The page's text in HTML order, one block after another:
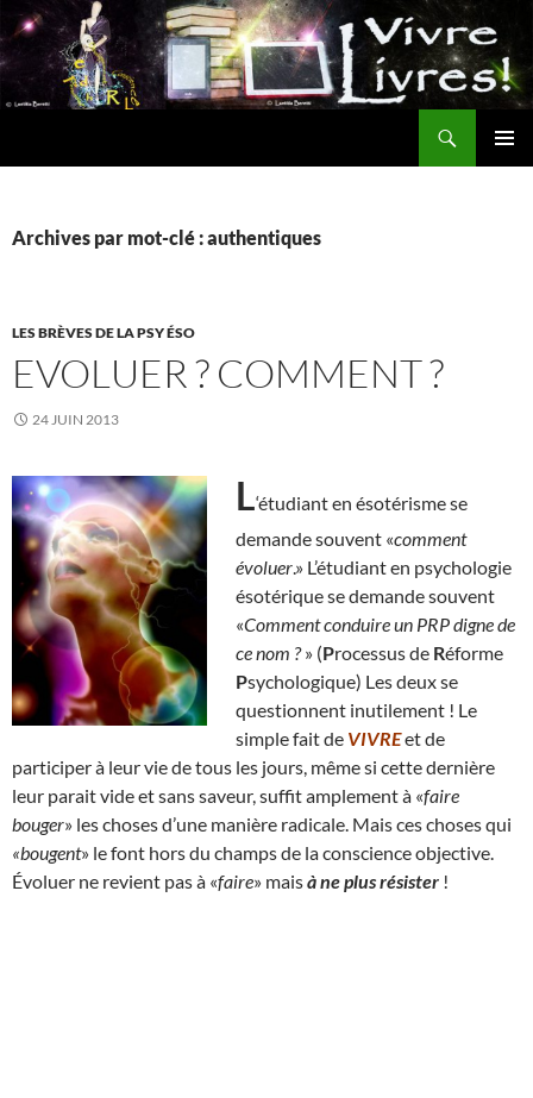
Aller
au
contenu
Archives par mot-clé : authentiques
LES BRÈVES DE LA PSY ÉSO
EVOLUER ? COMMENT ?
24 JUIN 2013
L‘étudiant en ésotérisme se
demande souvent «comment
évoluer.» L’étudiant en psychologie
ésotérique se demande souvent
«Comment conduire un PRP digne de
ce nom ?» (Processus de Réforme
Psychologique) Les deux se
questionnent inutilement ! Le
simple fait de VIVREet de
participer à leur vie de tous les jours, même si cette dernière
leur parait vide et sans saveur, suffit amplement à «faire
bouger» les choses d’une manière radicale. Mais ces choses qui
«bougent» le font hors du champs de la conscience objective.
Évoluer ne revient pas à «faire» maisà ne plus résister !